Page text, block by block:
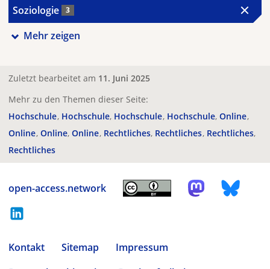
Soziologie 3
Mehr zeigen
Zuletzt bearbeitet am 11. Juni 2025
Mehr zu den Themen dieser Seite:
Hochschule Hochschule Hochschule Hochschule Online
Online Online Online Rechtliches Rechtliches Rechtliches
Rechtliches
open-access.network
Kontakt Sitemap
Impressum